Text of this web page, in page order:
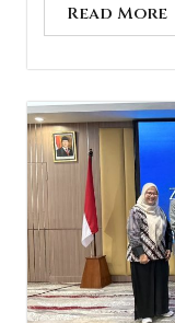
Read More